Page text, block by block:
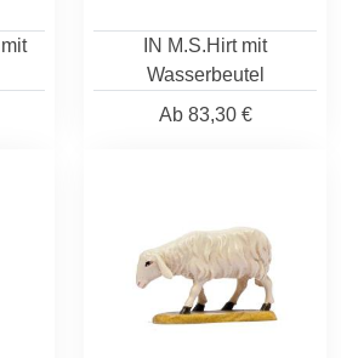
IN M.S.Hirt mit
Wasserbeutel
Ab83,30 €